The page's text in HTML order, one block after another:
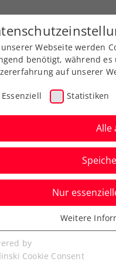
Ausbildung
und Herren ist
Webseite werden
benötigt, während
auf unserer
Essenziell Statistiken
Alle
Nur
Cookies werden
benötigt. Dadurch
Weitere
by
Cookie Consent